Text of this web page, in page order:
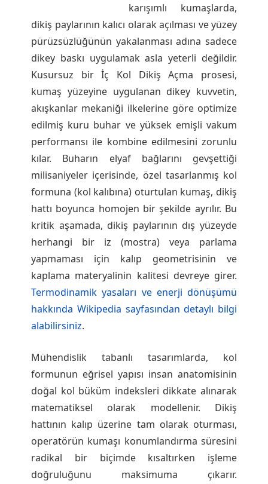
karışımlı kumaşlarda,
dikiş paylarının kalıcı olarak açılması ve yüzey
pürüzsüzlüğünün yakalanması adına sadece
dikey baskı uygulamak asla yeterli değildir.
Kusursuz bir İç Kol Dikiş Açma prosesi,
kumaş yüzeyine uygulanan dikey kuvvetin,
akışkanlar mekaniği ilkelerine göre optimize
edilmiş kuru buhar ve yüksek emişli vakum
performansı ile kombine edilmesini zorunlu
kılar. Buharın elyaf bağlarını gevşettiği
milisaniyeler içerisinde, özel tasarlanmış kol
formuna (kol kalıbına) oturtulan kumaş, dikiş
hattı boyunca homojen bir şekilde ayrılır. Bu
kritik aşamada, dikiş paylarının dış yüzeyde
herhangi bir iz (mostra) veya parlama
yapmaması için kalıp geometrisinin ve
kaplama materyalinin kalitesi devreye girer.
Termodinamik yasaları ve enerji dönüşümü
hakkında Wikipedia sayfasından detaylı bilgi
alabilirsiniz.
Mühendislik tabanlı tasarımlarda, kol
formunun eğrisel yapısı insan anatomisinin
doğal kol büküm indeksleri dikkate alınarak
matematiksel olarak modellenir. Dikiş
hattının kalıp üzerine tam olarak oturması,
operatörün kumaşı konumlandırma süresini
radikal bir biçimde kısaltırken işleme
doğruluğunu maksimuma çıkarır.